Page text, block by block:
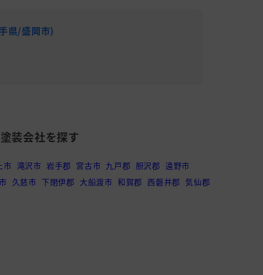
県/盛岡市)
装会社を探す
市 滝沢市 岩手郡 宮古市 九戸郡 胆沢郡 遠野市
久慈市 下閉伊郡 大船渡市 和賀郡 西磐井郡 気仙郡